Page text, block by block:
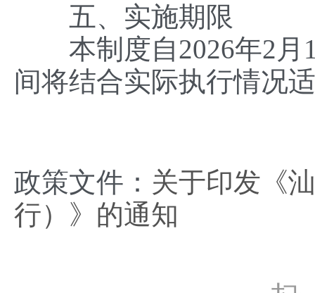
五、实施期限
本制度自2026年2月
间将结合实际执行情况
政策文件： 关于印发《
行）》的通知